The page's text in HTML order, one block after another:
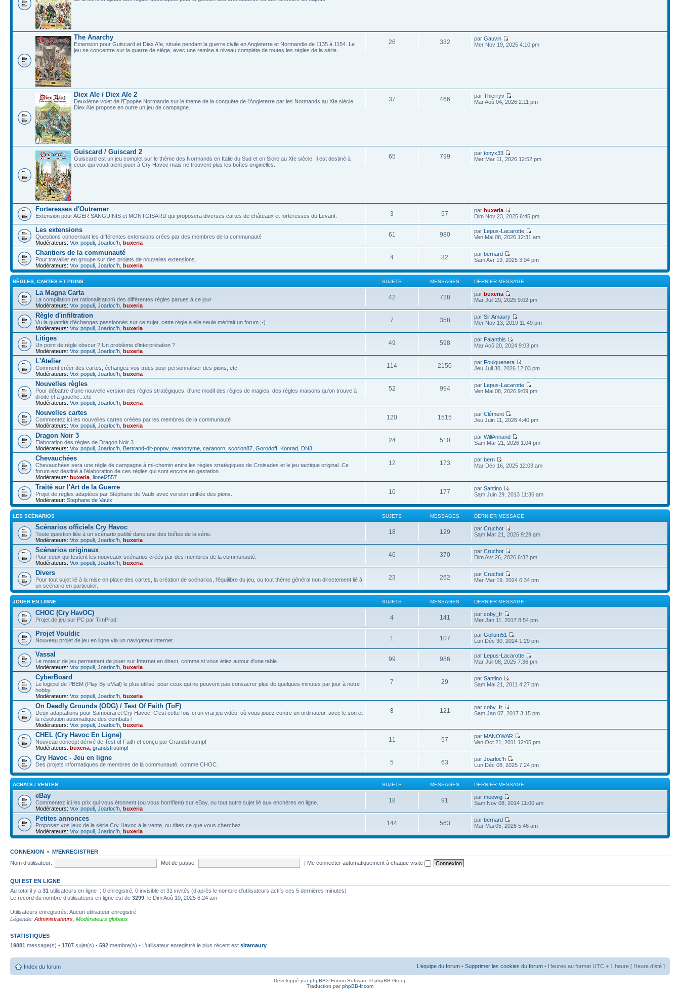
The Anarchy
Extension pour Guiscard et Diex Aïe, située pendant la guerre civile en Angleterre et Normandie de 1135 à 1154. Le
jeu se concentre sur la guerre de siège, avec une remise à niveau complète de toutes les règles de la série.
26 332 parGauvin
Mer Nov 19, 2025 4:10 pm
Diex Aïe / Diex Aïe 2
Deuxième volet de l'Epopée Normande sur le thème de la conquête de l'Angleterre par les Normands au XIe siècle.
Diex Aïe propose en outre un jeu de campagne.
37 466 parThierryv
Mar Aoû 04, 2026 2:11 pm
Guiscard / Guiscard 2
Guiscard est un jeu complet sur le thème des Normands en Italie du Sud et en Sicile au XIe siècle. Il est destiné à
ceux qui voudraient jouer à Cry Havoc mais ne trouvent plus les boîtes originelles.
65 799 partonyx33
Mer Mar 11, 2026 12:52 pm
Forteresses d'Outremer
Extension pour AGER SANGUINIS et MONTGISARD qui proposera diverses cartes de châteaux et forteresses du Levant. 3 57 parbuxeria
Dim Nov 23, 2025 6:45 pm
Les extensions
Questions concernant les différentes extensions crées par des membres de la communauté
Modérateurs: Vox populi Joarloc'h buxeria
61 980 par Lepus-Lacarotte
Ven Mai 08, 2026 12:31 am
Chantiers de la communauté
Pour travailler en groupe sur des projets de nouvelles extensions.
Modérateurs: Vox populi Joarloc'h buxeria
4 32 parbernard
Sam Avr 19, 2025 3:04 pm
RÈGLES, CARTES ET PIONS SUJETS MESSAGES DERNIER MESSAGE
La Magna Carta
La compilation (et rationalisation) des différentes règles parues à ce jour
Modérateurs: Vox populi Joarloc'h buxeria
42 728 parbuxeria
Mar Juil 29, 2025 9:02 pm
Règle d'infiltration
Vu la quantité d'échanges passionnés sur ce sujet, cette règle a elle seule méritait un forum ;-)
Modérateurs: Vox populi Joarloc'h buxeria
7 358 parSir Amaury
Mer Nov 13, 2019 11:49 pm
Litiges
Un point de règle obscur ? Un problème d'interprétation ?
Modérateurs: Vox populi Joarloc'h buxeria
49 598 par Palanthis
Mar Aoû 20, 2024 9:03 pm
L'Atelier
Comment créer des cartes, échangez vos trucs pour personnaliser des pions, etc.
Modérateurs: Vox populi Joarloc'h buxeria
114 2150 par Foulquenera
Jeu Juil 30, 2026 12:03 pm
Nouvelles règles
Pour débattre d'une nouvelle version des règles stratégiques, d'une modif des règles de magies, des règles maisons qu'on trouve à
droite et à gauche...etc
Modérateurs: Vox populi Joarloc'h buxeria
52 994 par Lepus-Lacarotte
Ven Mai 08, 2026 9:09 pm
Nouvelles cartes
Commentez ici les nouvelles cartes créées par les membres de la communauté
Modérateurs: Vox populi Joarloc'h buxeria
120 1515 parClément
Jeu Juin 11, 2026 4:40 pm
Dragon Noir 3
Elaboration des règles de Dragon Noir 3
Modérateurs: Vox populi Joarloc'h Bertrand-dit-popov reanonyme caranorn scorion87 Gorodoff Konrad DN3
24 510 parWillAnnand
Sam Mar 21, 2026 1:04 pm
Chevauchées
Chevauchées sera une règle de campagne à mi-chemin entre les règles stratégiques de Croisades et le jeu tactique original. Ce
forum est destiné à l'élaboration de ces règles qui sont encore en gestation.
Modérateurs: buxeria lionel2557
12 173 parbern
Mar Déc 16, 2025 12:03 am
Traité sur l'Art de la Guerre
Projet de règles adaptées par Stéphane de Vaulx avec version unifiée des pions.
Modérateur: Stephane de Vaulx
10 177 parSantino
Sam Juin 29, 2013 11:36 am
LES SCÉNARIOS SUJETS MESSAGES DERNIER MESSAGE
Scénarios officiels Cry Havoc
Toute question liée à un scénario publié dans une des boîtes de la série.
Modérateurs: Vox populi Joarloc'h buxeria
18 129 parCruchot
Sam Mar 21, 2026 9:29 am
Scénarios originaux
Pour ceux qui testent les nouveaux scénarios créés par des membres de la communauté.
Modérateurs: Vox populi Joarloc'h buxeria
46 370 parCruchot
Dim Avr 26, 2026 6:32 pm
Divers
Pour tout sujet lié à la mise en place des cartes, la création de scénarios, l'équilibre du jeu, ou tout thème général non directement lié à
un scénario en particulier.
23 262 parCruchot
Mar Mar 19, 2024 6:34 pm
JOUER EN LIGNE SUJETS MESSAGES DERNIER MESSAGE
CHOC (Cry HavOC)
Projet de jeu sur PC par TimProd 4 141 parcoby_fr
Mer Jan 11, 2017 8:54 pm
Projet Vouldic
Nouveau projet de jeu en ligne via un navigateur internet. 1 107 parGollum51
Lun Déc 30, 2024 1:29 pm
Vassal
Le moteur de jeu permettant de jouer sur Internet en direct, comme si vous étiez autour d'une table.
Modérateurs: Vox populi Joarloc'h buxeria
99 986 par Lepus-Lacarotte
Mar Juil 08, 2025 7:36 pm
CyberBoard
Le logiciel de PBEM (Play By eMail) le plus utilisé, pour ceux qui ne peuvent pas consacrer plus de quelques minutes par jour à notre
hobby.
Modérateurs: Vox populi Joarloc'h buxeria
7 29 parSantino
Sam Mai 21, 2011 4:27 pm
On Deadly Grounds (ODG) / Test Of Faith (ToF)
Deux adaptations pour Samourai et Cry Havoc. C'est cette fois-ci un vrai jeu vidéo, où vous jouez contre un ordinateur, avec le son et
la résolution automatique des combats !
Modérateurs: Vox populi Joarloc'h buxeria
8 121 parcoby_fr
Sam Jan 07, 2017 3:15 pm
CHEL (Cry Havoc En Ligne)
Nouveau concept dérivé de Test of Faith et conçu par Grandstroumpf
Modérateurs: buxeria grandstroumpf
11 57 par MANOWAR
Ven Oct 21, 2011 12:05 pm
Cry Havoc - Jeu en ligne
Des projets informatiques de membres de la communauté, comme CHOC. 5 63 parJoarloc'h
Lun Déc 08, 2025 7:24 pm
ACHATS / VENTES SUJETS MESSAGES DERNIER MESSAGE
eBay
Commentez ici les prix qui vous étonnent (ou vous horrifient) sur eBay, ou tout autre sujet lié aux enchères en ligne.
Modérateurs: Vox populi Joarloc'h buxeria
18 91 parmeowig
Sam Nov 08, 2014 11:00 am
Petites annonces
Proposez vos jeux de la série Cry Havoc à la vente, ou dites ce que vous cherchez
Modérateurs: Vox populi Joarloc'h buxeria
144 563 parbernard
Mar Mai 05, 2026 5:46 am
CONNEXION • M’ENREGISTRER
Nom d’utilisateur:
Mot de passe: | Me connecter automatiquement à chaque visite
QUI EST EN LIGNE
Au total il y a 31 utilisateurs en ligne :: 0 enregistré, 0 invisible et 31 invités (d’après le nombre d’utilisateurs actifs ces 5 dernières minutes)
Le record du nombre d’utilisateurs en ligne est de 3299 , le Dim Aoû 10, 2025 6:24 am
Utilisateurs enregistrés: Aucun utilisateur enregistré
Légende: Administrateurs Modérateurs globaux
STATISTIQUES
19881 message(s) • 1707 sujet(s) • 592 membre(s) • L’utilisateur enregistré le plus récent est siramaury
Index du forum L’équipe du forum • Supprimer les cookies du forum • Heures au format UTC + 1 heure [ Heure d’été ]
Développé parphpBB® Forum Software © phpBB Group
Traduction parphpBB-fr.com